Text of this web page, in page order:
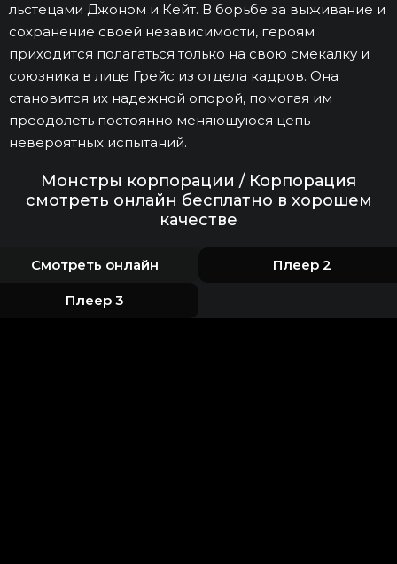
льстецами Джоном и Кейт. В борьбе за выживание и
сохранение своей независимости, героям
приходится полагаться только на свою смекалку и
союзника в лице Грейс из отдела кадров. Она
становится их надежной опорой, помогая им
преодолеть постоянно меняющуюся цепь
невероятных испытаний.
Монстры корпорации / Корпорация
смотреть онлайн бесплатно в хорошем
качестве
Смотреть онлайн Плеер 2
Плеер 3